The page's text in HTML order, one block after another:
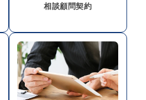
相談顧問契約